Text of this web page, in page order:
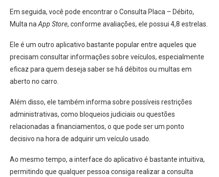
Em seguida, você pode encontrar o Consulta Placa – Débito,
Multa na App Store, conforme avaliações, ele possui 4,8 estrelas.
Ele é um outro aplicativo bastante popular entre aqueles que
precisam consultar informações sobre veículos, especialmente
eficaz para quem deseja saber se há débitos ou multas em
aberto no carro.
Além disso, ele também informa sobre possíveis restrições
administrativas, como bloqueios judiciais ou questões
relacionadas a financiamentos, o que pode ser um ponto
decisivo na hora de adquirir um veículo usado.
Ao mesmo tempo, a interface do aplicativo é bastante intuitiva,
permitindo que qualquer pessoa consiga realizar a consulta